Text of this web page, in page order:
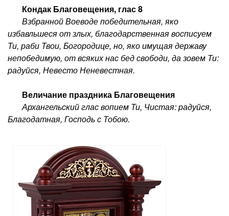
Кондак Благовещения, глас 8
Взбранной Воеводе победительная, яко
избавльшеся от злых, благодарственная восписуем
Ти, раби Твои, Богородице, но, яко имущая державу
непобедимую, от всяких нас бед свободи, да зовем Ти:
радуйся, Невесто Неневестная.
Величание праздника Благовещения
Архангельский глас вопием Ти, Чистая: радуйся,
Благодатная, Господь с Тобою.